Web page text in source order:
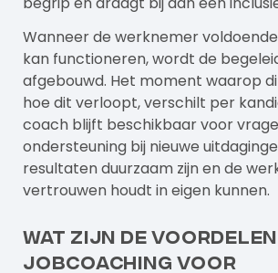
Wanneer de werknemer
kan functioneren, wordt de
afgebouwd. Het moment waarop
hoe dit verloopt, verschilt per
coach blijft beschikbaar voor
ondersteuning bij nieuwe
resultaten duurzaam zijn en de
vertrouwen houdt in eigen kunnen.
Wat zijn de voordelen
jobcoaching voor